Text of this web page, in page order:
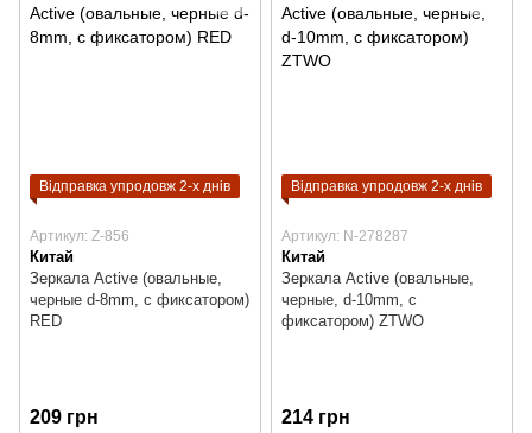
Відправка упродовж 2-х днів
Артикул: Z-856
Китай
Зеркала Active (овальные,
черные d-8mm, с фиксатором)
RED
209 грн
Відправка упродовж 2-х днів
Артикул: N-278287
Китай
Зеркала Active (овальные,
черные, d-10mm, с
фиксатором) ZTWO
214 грн